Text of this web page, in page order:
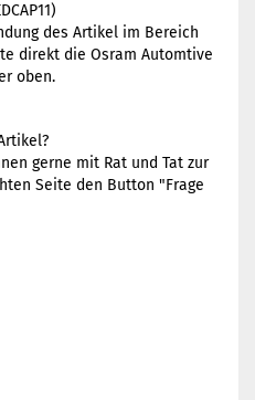
des Artikel im Bereich
direkt die Osram Automtive
oben.
gerne mit Rat und Tat zur
Seite den Button "Frage